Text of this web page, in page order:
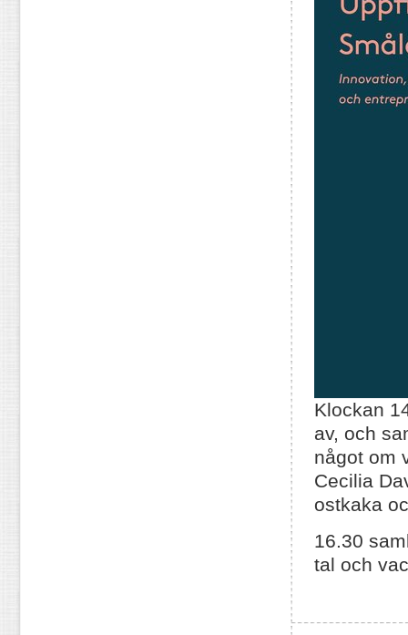
Klockan
av, och
något om
Cecilia
ostkaka
16.30
tal och